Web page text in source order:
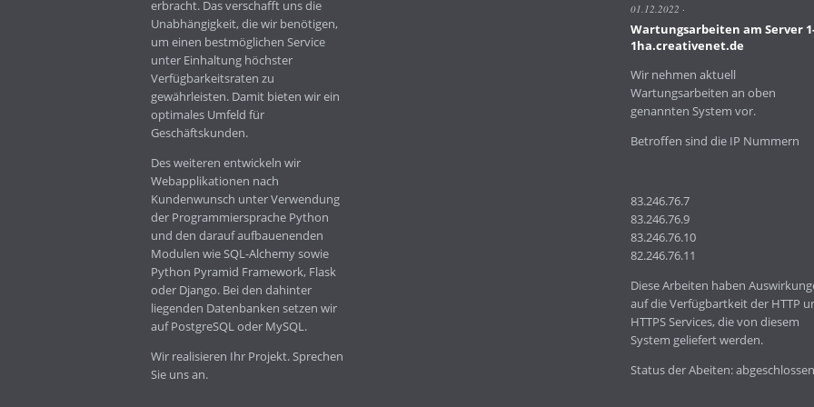
erbracht. Das verschafft uns die
Unabhängigkeit, die wir benötigen,
um einen bestmöglichen Service
unter Einhaltung höchster
Verfügbarkeitsraten zu
gewährleisten. Damit bieten wir ein
optimales Umfeld für
Geschäftskunden.
Des weiteren entwickeln wir
Webapplikationen nach
Kundenwunsch unter Verwendung
der Programmiersprache Python
und den darauf aufbauenenden
Modulen wie SQL-Alchemy sowie
Python Pyramid Framework, Flask
oder Django. Bei den dahinter
liegenden Datenbanken setzen wir
auf PostgreSQL oder MySQL.
Wir realisieren Ihr Projekt. Sprechen
Sie uns an.
und
8.2rc7
01.12.2022
Wartungsarbeiten am Server
1ha.creativenet.de
Wir nehmen aktuell
Wartungsarbeiten an oben
genannten System vor.
Betroffen sind die IP Nummern
83.246.76.7
83.246.76.9
83.246.76.10
82.246.76.11
Diese Arbeiten haben
auf die Verfügbartkeit der HTTP
HTTPS Services, die von diesem
System geliefert werden.
Status der Abeiten: